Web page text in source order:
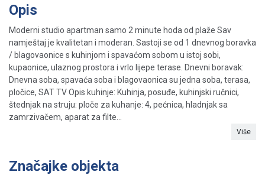
Opis
Moderni studio apartman samo 2 minute hoda od plaže Sav
namještaj je kvalitetan i moderan. Sastoji se od 1 dnevnog boravka
/ blagovaonice s kuhinjom i spavaćom sobom u istoj sobi,
kupaonice, ulaznog prostora i vrlo lijepe terase. Dnevni boravak:
Dnevna soba, spavaća soba i blagovaonica su jedna soba, terasa,
pločice, SAT TV Opis kuhinje: Kuhinja, posuđe, kuhinjski ručnici,
štednjak na struju: ploče za kuhanje: 4, pećnica, hladnjak sa
zamrzivačem, aparat za filte...
Više
Značajke objekta